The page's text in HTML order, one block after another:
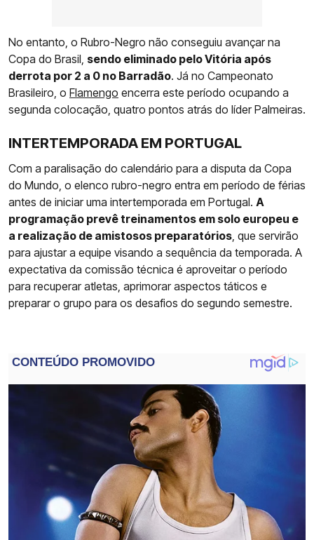
No entanto, o Rubro-Negro não conseguiu avançar na
Copa do Brasil, sendo eliminado pelo Vitória após
derrota por 2 a 0 no Barradão. Já no Campeonato
Brasileiro, o Flamengo encerra este período ocupando a
segunda colocação, quatro pontos atrás do líder Palmeiras.
INTERTEMPORADA EM PORTUGAL
Com a paralisação do calendário para a disputa da Copa
do Mundo, o elenco rubro-negro entra em período de férias
antes de iniciar uma intertemporada em Portugal. A
programação prevê treinamentos em solo europeu e
a realização de amistosos preparatórios , que servirão
para ajustar a equipe visando a sequência da temporada. A
expectativa da comissão técnica é aproveitar o período
para recuperar atletas, aprimorar aspectos táticos e
preparar o grupo para os desafios do segundo semestre.